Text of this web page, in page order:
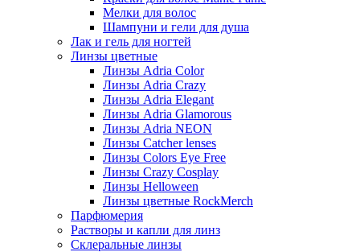
Мелки для волос
Шампуни и гели для душа
Лак и гель для ногтей
Линзы цветные
Линзы Adria Color
Линзы Adria Crazy
Линзы Adria Elegant
Линзы Adria Glamorous
Линзы Adria NEON
Линзы Catcher lenses
Линзы Colors Eye Free
Линзы Crazy Cosplay
Линзы Helloween
Линзы цветные RockMerch
Парфюмерия
Растворы и капли для линз
Склеральные линзы